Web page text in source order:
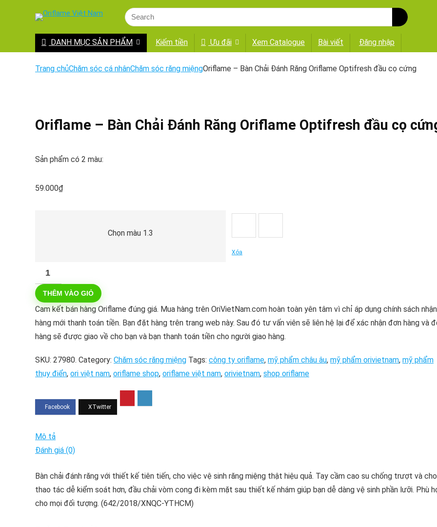
DANH MỤC SẢN PHẨM Kiếm tiền Ưu đãi Xem Catalogue Bài viết Đăng nhập
Trang chủChăm sóc cá nhânChăm sóc răng miệngOriflame – Bàn Chải Đánh Răng Oriflame Optifresh đầu cọ cứng
Oriflame – Bàn Chải Đánh Răng Oriflame Optifresh đầu cọ
Sản phẩm có 2 màu:
59.000₫
Chọn màu 1.3
Xóa
Oriflame
–
Bàn
Chải
Đánh
Răng
Optifresh
đầu
cứng
lượng
THÊM VÀO GIỎ
Cam kết bán hàng Oriflame đúng giá. Mua hàng trên OriVietNam.com hoàn toàn yên tâm vì chỉ áp dụng chính sách nhận
hàng mới thanh toán tiền. Bạn đặt hàng trên trang web này. Sau đó tư vấn viên sẽ liên hệ lại để xác nhận đơn hàng và
hàng sẽ được giao về cho bạn và bạn thanh toán tiền cho người giao hàng.
SKU: 27980. Category: Chăm sóc răng miệng Tags: công ty oriflame, mỹ phẩm châu âu, mỹ phẩm orivietnam, mỹ phẩm
thụy điển, ori việt nam, oriflame shop, oriflame việt nam, orivietnam, shop oriflame
Mô tả
Đánh giá (0)
Bàn chải đánh răng với thiết kế tiên tiến, cho việc vệ sinh răng miệng thật hiệu quả. Tay cầm cao su chống trượt và cho
thao tác dễ kiểm soát hơn, đầu chải vòm cong đi kèm mặt sau thiết kế nhám giúp bạn dễ dàng vệ sinh phần lưỡi. Phù
cho mọi đối tượng. (642/2018/XNQC-YTHCM)